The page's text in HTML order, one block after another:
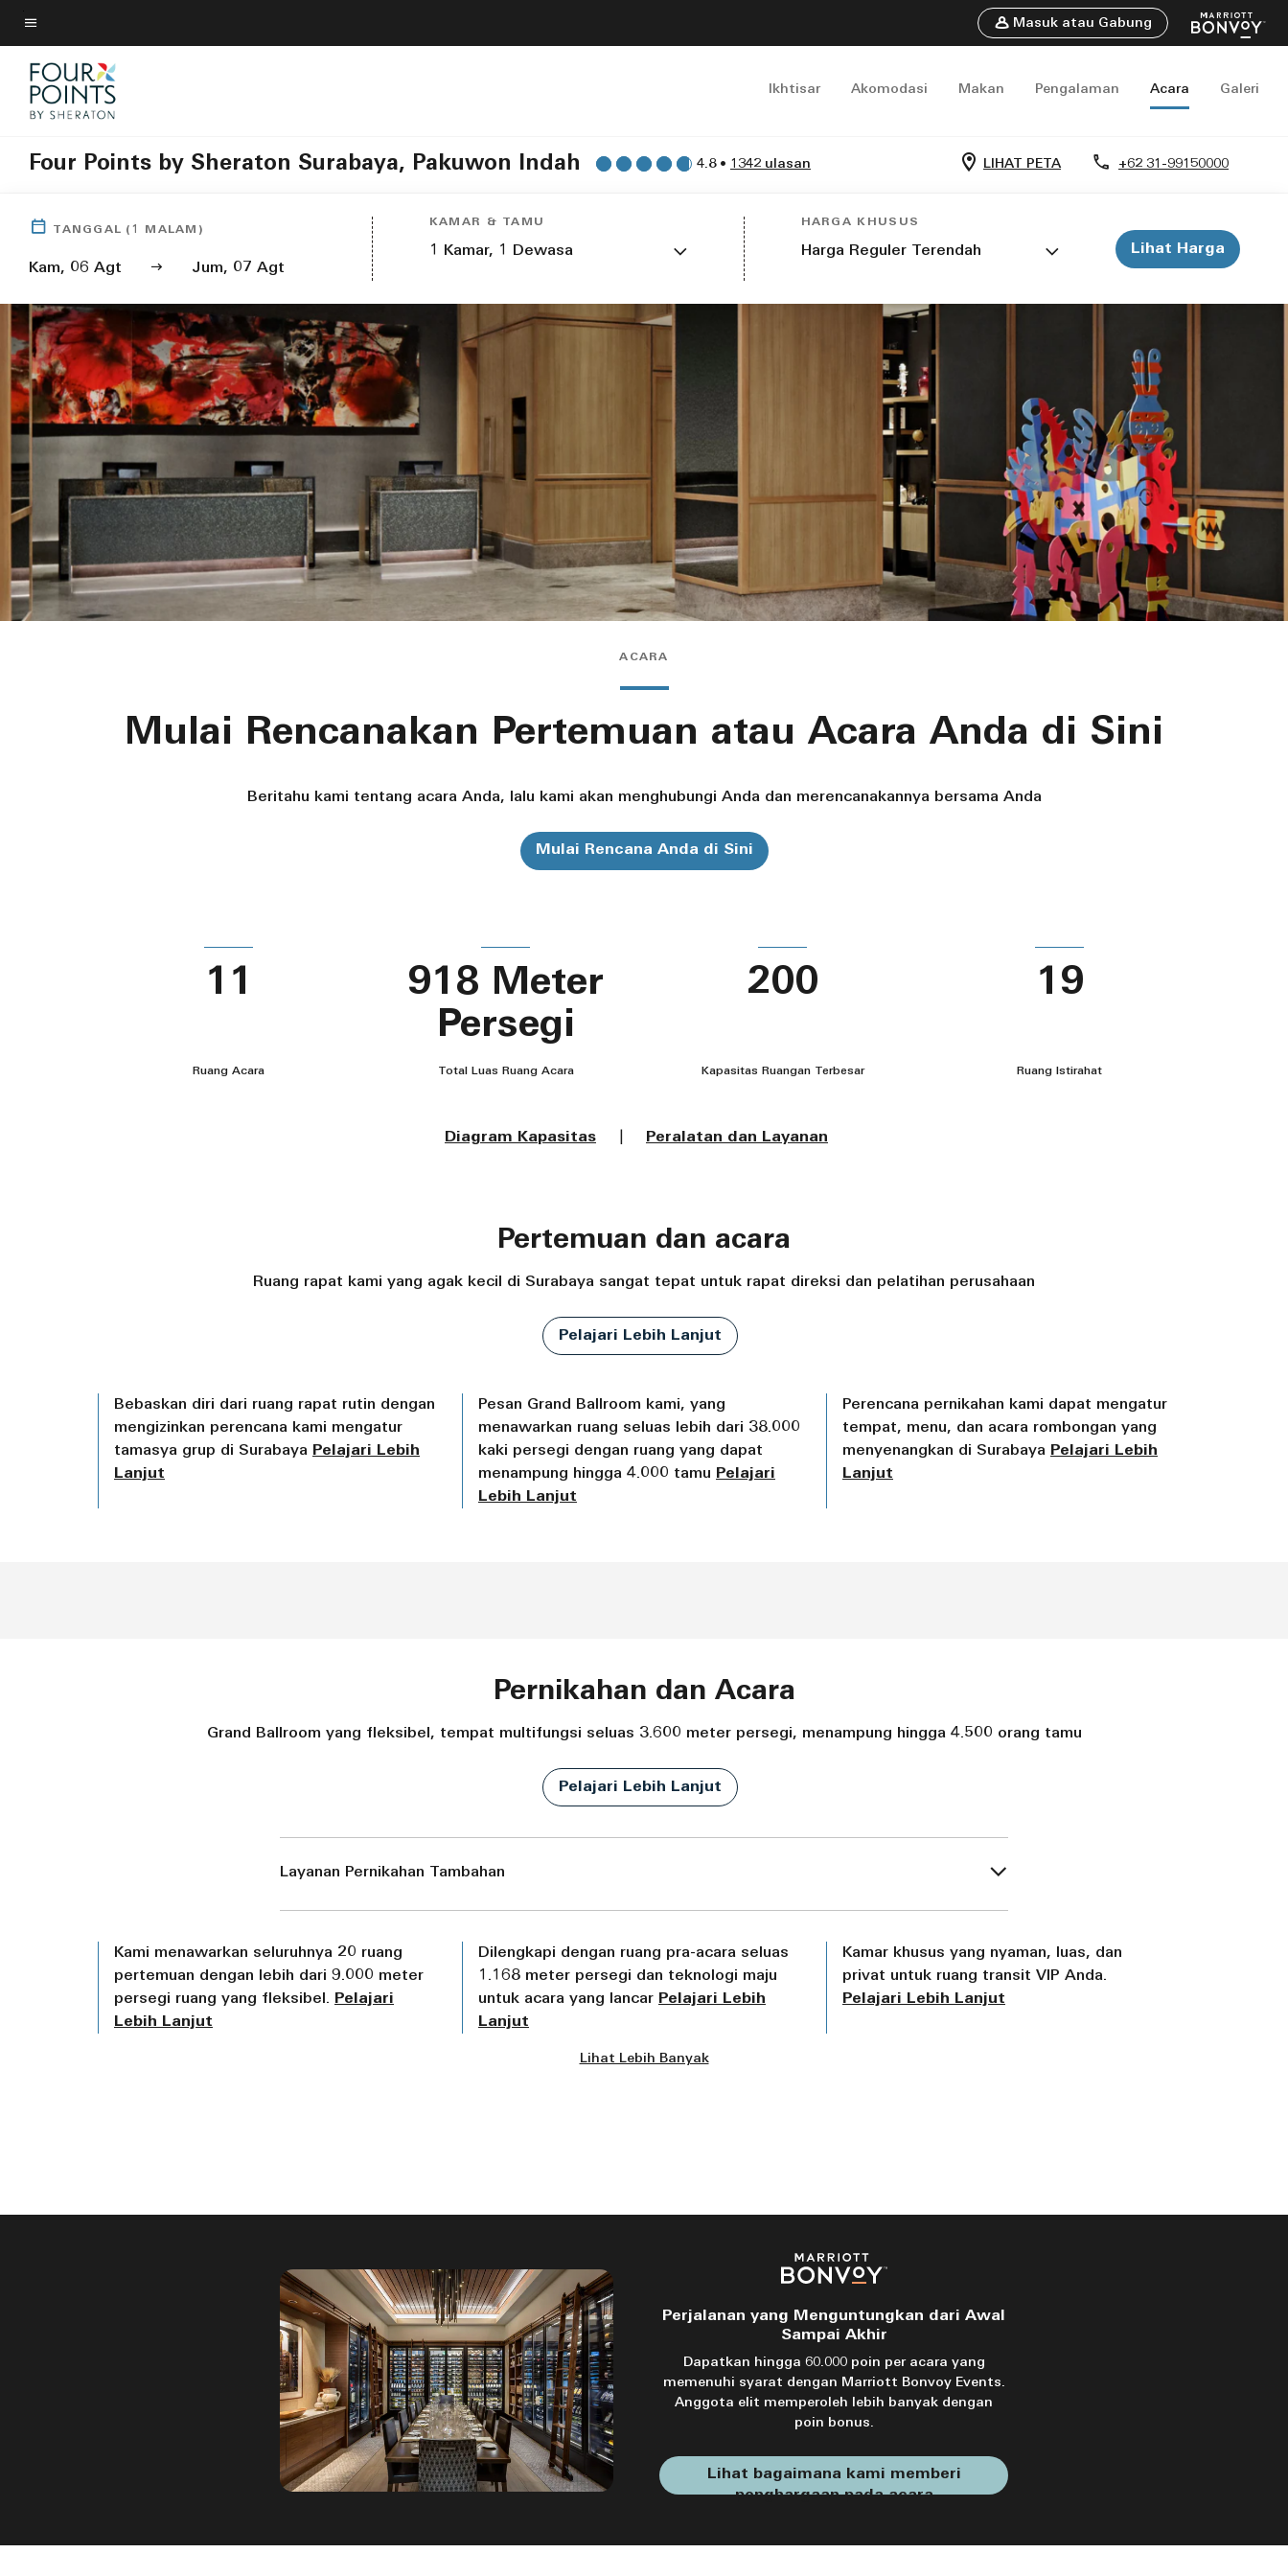
Skip
to
main
content
Teks menu
Masuk atau Gabung
Ikhtisar Akomodasi Makan Pengalaman Acara Galeri
Four Points by Sheraton Surabaya, Pakuwon Indah 4.8• 1342 ulasan LIHAT PETA +62 31-99150000
TANGGAL ( 1 MALAM)
Kam, 06 Agt Jum, 07 Agt
KAMAR & TAMU
1 Kamar, 1 Dewasa
HARGA KHUSUS
Harga Reguler Terendah Lihat Harga
ACARA
Mulai Rencanakan Pertemuan atau Acara Anda di Sini
Beritahu kami tentang acara Anda, lalu kami akan menghubungi Anda dan merencanakannya bersama Anda
Mulai Rencana Anda di Sini
11
Ruang Acara
918 Meter
Persegi
Total Luas Ruang Acara
200
Kapasitas Ruangan Terbesar
19
Ruang Istirahat
Diagram Kapasitas Peralatan dan Layanan
Pertemuan dan acara
Ruang rapat kami yang agak kecil di Surabaya sangat tepat untuk rapat direksi dan pelatihan perusahaan
Pelajari Lebih Lanjut
Bebaskan diri dari ruang rapat rutin dengan
mengizinkan perencana kami mengatur
tamasya grup di Surabaya Pelajari Lebih
Lanjut
Pesan Grand Ballroom kami, yang
menawarkan ruang seluas lebih dari 38.000
kaki persegi dengan ruang yang dapat
menampung hingga 4.000 tamu Pelajari
Lebih Lanjut
Perencana pernikahan kami dapat mengatur
tempat, menu, dan acara rombongan yang
menyenangkan di Surabaya Pelajari Lebih
Lanjut
Pernikahan dan Acara
Grand Ballroom yang fleksibel, tempat multifungsi seluas 3.600 meter persegi, menampung hingga 4.500 orang tamu
Pelajari Lebih Lanjut
Layanan Pernikahan Tambahan
Kami menawarkan seluruhnya 20 ruang
pertemuan dengan lebih dari 9.000 meter
persegi ruang yang fleksibel. Pelajari
Lebih Lanjut
Dilengkapi dengan ruang pra-acara seluas
1.168 meter persegi dan teknologi maju
untuk acara yang lancar Pelajari Lebih
Lanjut
Kamar khusus yang nyaman, luas, dan
privat untuk ruang transit VIP Anda.
Pelajari Lebih Lanjut
Lihat Lebih Banyak
Perjalanan yang Menguntungkan dari Awal
Sampai Akhir
Dapatkan hingga 60.000 poin per acara yang
memenuhi syarat dengan Marriott Bonvoy Events.
Anggota elit memperoleh lebih banyak dengan
poin bonus.
Lihat bagaimana kami memberi
penghargaan pada acara